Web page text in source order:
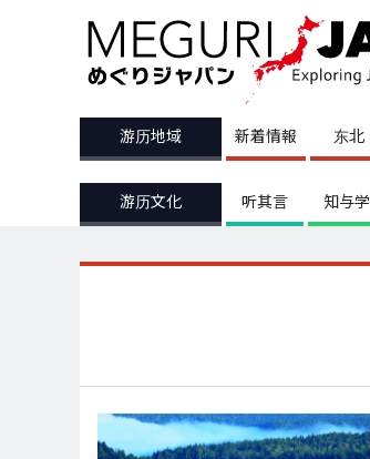
游历地域 新着情報 东北
游历文化 听其言 知与学